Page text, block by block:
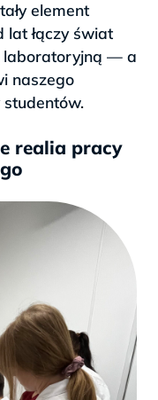
element
lat łączy świat
laboratoryjną — a
naszego
realia pracy